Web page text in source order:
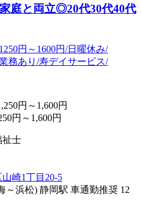
庭と両立◎20代30代40代
円～1,600円
円～1,600円
祉士
崎1丁目20-5
～浜松) 静岡駅 車通勤推奨 12